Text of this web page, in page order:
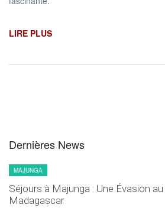
LIRE PLUS
Dernières News
MAJUNGA
Séjours à Majunga : Une Évasion
Madagascar